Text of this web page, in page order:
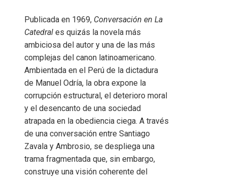
Publicada en 1969, Conversación en La
Catedral es quizás la novela más
ambiciosa del autor y una de las más
complejas del canon latinoamericano.
Ambientada en el Perú de la dictadura
de Manuel Odría, la obra expone la
corrupción estructural, el deterioro moral
y el desencanto de una sociedad
atrapada en la obediencia ciega. A través
de una conversación entre Santiago
Zavala y Ambrosio, se despliega una
trama fragmentada que, sin embargo,
construye una visión coherente del